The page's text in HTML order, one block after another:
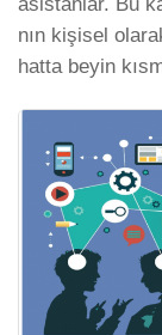
nın kişisel
hatta beyin